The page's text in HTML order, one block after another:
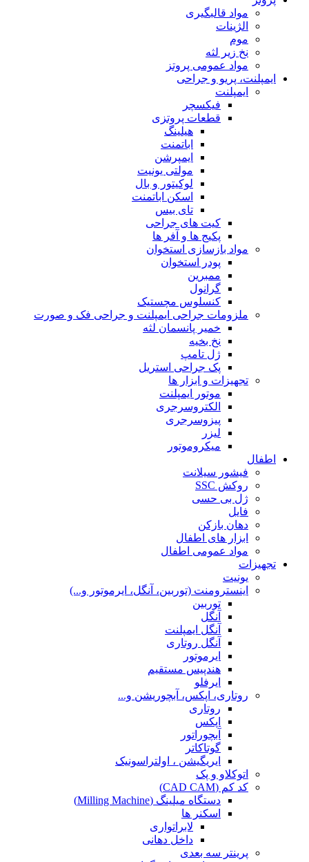
مواد قالبگیری
الژینات
موم
نخ زیر لثه
مواد عمومی پروتز
ایمپلنت، پریو و جراحی
ایمپلنت
فیکسچر
قطعات پروتزی
هیلینگ
اباتمنت
ایمپرشن
مولتی یونیت
لوکیتور و بال
اسکن اباتمنت
تای بیس
کیت های جراحی
پکیج ها و آفر ها
مواد بازسازی استخوان
پودر استخوان
ممبرین
گرانول
کنسلوس مچستیک
ملزومات جراحی ایمپلنت و جراحی فک و صورت
خمیر پانسمان لثه
نخ بخیه
ژل تامپ
پک جراحی استریل
تجهیزات و ابزار ها
موتور ایمپلنت
الکتروسرجری
پیزوسرجری
لیزر
میکروموتور
اطفال
فیشور سیلانت
روکش SSC
ژل بی حسی
فایل
دهان بازکن
ابزار های اطفال
مواد عمومی اطفال
تجهیزات
یونیت
اینسترومنت (توربین، آنگل، ایرموتور و...)
توربین
آنگل
آنگل ایمپلنت
آنگل روتاری
ایرموتور
هندپیس مستقیم
ایرفلو
روتاری، اپکس، آبچوریشن و...
روتاری
اپکس
آبچوراتور
گوتاکاتر
ایریگیشن ، اولتراسونیک
اتوکلاو و پک
کد کم (CAD CAM)
دستگاه میلینگ (Milling Machine)
اسکنر ها
لابراتواری
داخل دهانی
پرینتر سه بعدی